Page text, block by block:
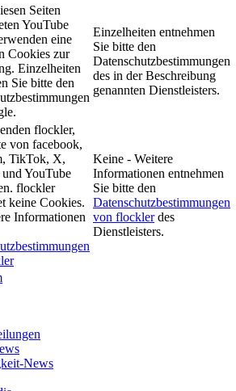
Seiten
YouTube
eine
Cookies zur
Einzelheiten
Sie bitte den
Einzelheiten entnehmen
Sie bitte den
Datenschutzbestimmungen
des in der Beschreibung
genannten Dienstleisters.
flockler,
von facebook,
TikTok, X,
YouTube
flockler
keine Cookies.
Informationen
Keine - Weitere
Informationen entnehmen
Sie bitte den
Datenschutzbestimmungen
von flocklerdes
Dienstleisters.
News